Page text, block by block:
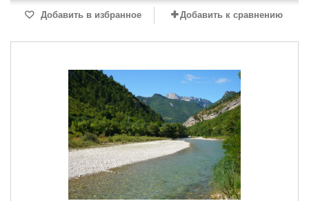
Добавить в избранное Добавить к сравнению